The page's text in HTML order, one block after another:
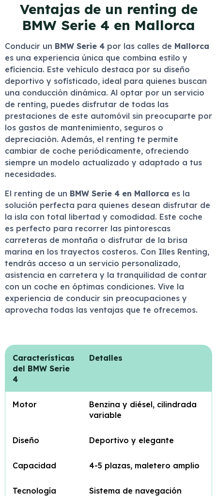
Ventajas de un renting de
BMW Serie 4 en Mallorca
Conducir un BMW Serie 4 por las calles de Mallorca
es una experiencia única que combina estilo y
eficiencia. Este vehículo destaca por su diseño
deportivo y sofisticado, ideal para quienes buscan
una conducción dinámica. Al optar por un servicio
de renting, puedes disfrutar de todas las
prestaciones de este automóvil sin preocuparte por
los gastos de mantenimiento, seguros o
depreciación. Además, el renting te permite
cambiar de coche periódicamente, ofreciendo
siempre un modelo actualizado y adaptado a tus
necesidades.
El renting de un BMW Serie 4 en Mallorca es la
solución perfecta para quienes desean disfrutar de
la isla con total libertad y comodidad. Este coche
es perfecto para recorrer las pintorescas
carreteras de montaña o disfrutar de la brisa
marina en los trayectos costeros. Con Illes Renting,
tendrás acceso a un servicio personalizado,
asistencia en carretera y la tranquilidad de contar
con un coche en óptimas condiciones. Vive la
experiencia de conducir sin preocupaciones y
aprovecha todas las ventajas que te ofrecemos.
Características
del BMW Serie
4
Detalles
Motor
Benzina y diésel, cilindrada
variable
Diseño Deportivo y elegante
Capacidad 4-5 plazas, maletero amplio
Tecnología
Sistema de navegación